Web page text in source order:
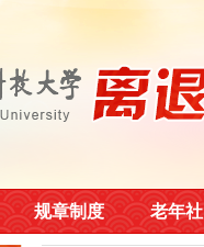
规章制度 老年